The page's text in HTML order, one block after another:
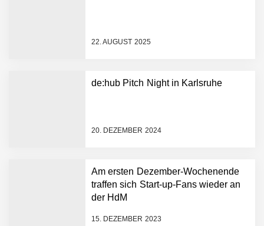
22. AUGUST 2025
de:hub Pitch Night in Karlsruhe
20. DEZEMBER 2024
Am ersten Dezember-Wochenende
traffen sich Start-up-Fans wieder an
der HdM
15. DEZEMBER 2023
Dollar bekannt, um den
Plattform zu beschleunigen
NEURA Robotics und
AI breit auszurollen
Humanoider Roboter bringt
Hightech ins Stadion
Simulationsdienstleistung in
FiniteNow ermöglicht